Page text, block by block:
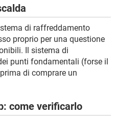
di raffreddamento
proprio per una questione
Il sistema di
punti fondamentali (forse il
di comprare un
come verificarlo